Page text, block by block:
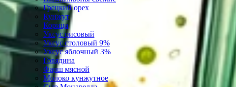
Грецкий орех
Кунжут
Корица
Уксус рисовый
Уксус столовый 9%
Уксус яблочный 3%
Говядина
Фарш мясной
Молоко кунжутное